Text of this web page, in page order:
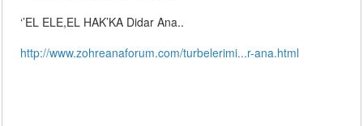
‘’EL ELE,EL HAK’KA Didar Ana..
http://www.zohreanaforum.com/turbelerimi...r-ana.html